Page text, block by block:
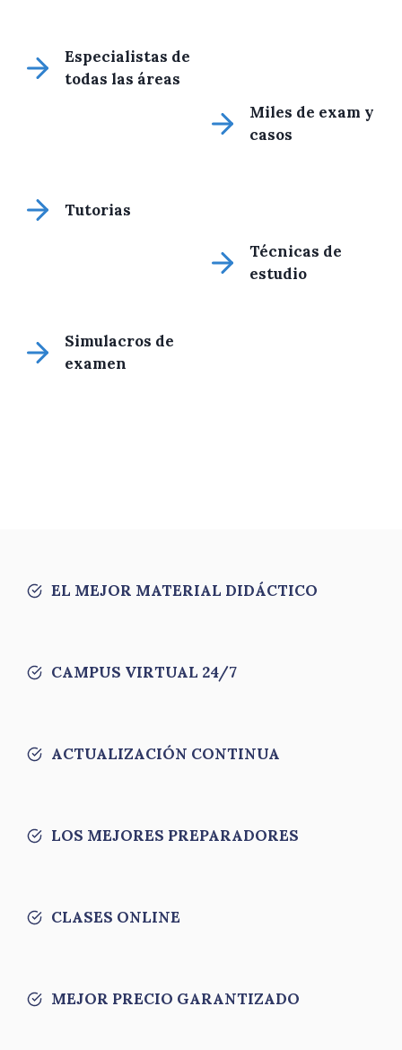
Especialistas de
todas las áreas
Miles de exam y
casos
Tutorias
Técnicas de
estudio
Simulacros de
examen
EL MEJOR MATERIAL DIDÁCTICO
CAMPUS VIRTUAL 24/7
ACTUALIZACIÓN CONTINUA
LOS MEJORES PREPARADORES
CLASES ONLINE
MEJOR PRECIO GARANTIZADO